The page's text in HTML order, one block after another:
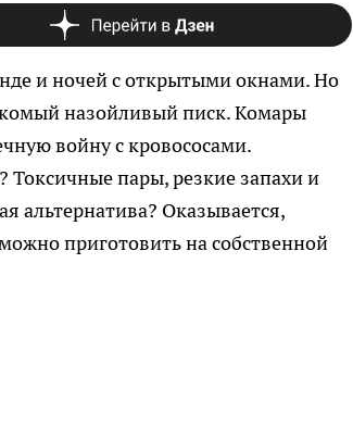
и ночей с открытыми окнами. Но
назойливый писк. Комары
войну с кровососами.
пары, резкие запахи и
альтернатива? Оказывается,
приготовить на собственной